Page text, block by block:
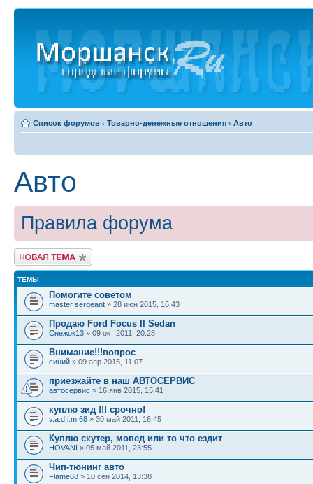
Список форумов ‹ Товарно-денежные отношения ‹ Авто
Авто
Правила форума
Новая тема
ТЕМЫ
Помогите советом
master sergeant » 28 июн 2015, 16:43
Продаю Ford Focus II Sedan
Снежок13 » 09 окт 2011, 20:28
Внимание!!!вопрос
синий » 09 апр 2015, 11:07
приезжайте в наш АВТОСЕРВИС
автосервис » 16 янв 2015, 15:41
куплю зид !!! срочно!
v.a.d.i.m.68 » 30 май 2011, 16:45
Куплю скутер, мопед или то что ездит
HOVANI » 05 май 2011, 23:55
Чип-тюнинг авто
Flame68 » 10 сен 2014, 13:38